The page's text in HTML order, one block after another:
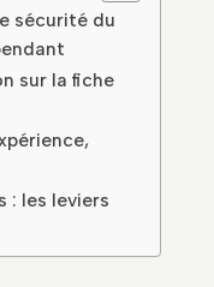
sécurité du
sur la fiche
: les leviers